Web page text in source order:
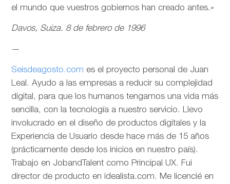
el mundo que vuestros gobiernos han creado antes.»
Davos, Suiza. 8 de febrero de 1996
—
Seisdeagosto.com es el proyecto personal de Juan
Leal. Ayudo a las empresas a reducir su complejidad
digital, para que los humanos tengamos una vida más
sencilla, con la tecnología a nuestro servicio. Llevo
involucrado en el diseño de productos digitales y la
Experiencia de Usuario desde hace más de 15 años
(prácticamente desde los inicios en nuestro país).
Trabajo en JobandTalent como Principal UX. Fui
director de producto en idealista.com. Me licencié en